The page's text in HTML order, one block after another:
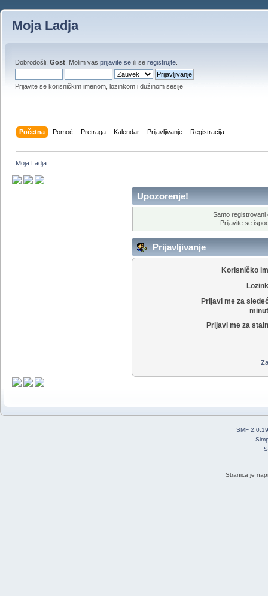
Moja Ladja
Dobrodošli, Gost . Molim vas prijavite se ili se registrujte
Prijavite se korisničkim imenom, lozinkom i dužinom sesije
Početna Pomoć Pretraga Kalendar Prijavljivanje Registracija
Moja Ladja
Upozorenje!
Samo registrovani
Prijavite se
Prijavljivanje
Korisničko
Prijavi me za
Prijavi me za
SMF 2.0.19
Stranica je